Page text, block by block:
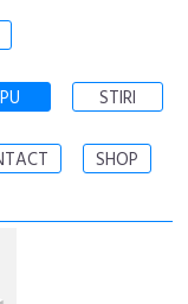
STIRI
SHOP